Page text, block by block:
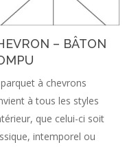
– BÂTON
à chevrons
à tous les styles
que celui-ci soit
intemporel ou